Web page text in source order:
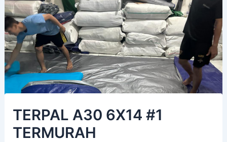
TERPAL A30 6X14 #1
TERMURAH